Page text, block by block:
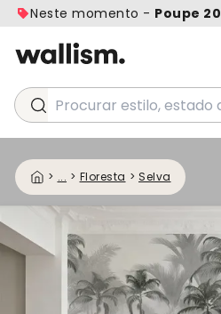
Neste momento - Poupe
Procurar estilo, estado de
> ... > Floresta > Selva